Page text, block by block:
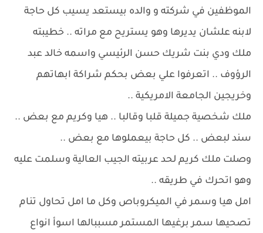
الموظفين في شركته و والده بيستعد يسيب كل حاجة
لابنه علشان يديرها وهو يستريح مع مراته .. خطيبته
ملك ودي بنت شريك حسن الرئيسي واسمه خالد عبد
الرؤوف .. اتعرفوا علي بعض بحكم شراكة ابهاتهم
وخريجين الجامعة الامريكية ..
ملك شخصية جميلة قلبا وقالبا .. هيا وكريم مع بعض ..
سند لبعض .. كل حاجة بيعملوها مع بعض ..
وصلت ملك كريم لحد عربيته الجيب العالية وسلمت عليه
وهو اتحرك في طريقه ..
امل هيا وسمر في الميكروباص وكل ما امل تحاول تنام
تصحيها سمر برغيها المستمر مسببالها اسوأ انواع